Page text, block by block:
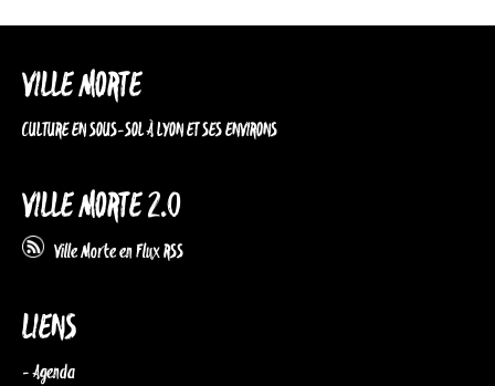
VILLE MORTE
CULTURE EN SOUS-SOL À LYON ET SES ENVIRONS
VILLE MORTE 2.0
Ville Morte en Flux RSS
LIENS
- Agenda